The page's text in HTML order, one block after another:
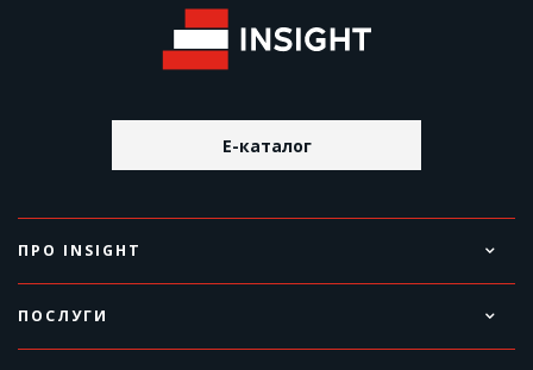
E-каталог
ПРО INSIGHT
ПОСЛУГИ